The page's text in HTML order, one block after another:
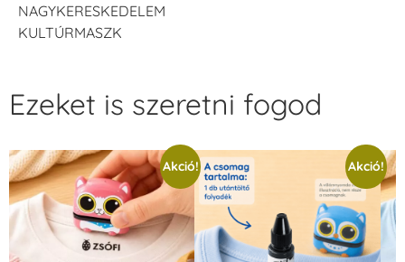
NAGYKERESKEDELEM
KULTÚRMASZK
Ezeket is szeretni fogod
Akció! Akció!